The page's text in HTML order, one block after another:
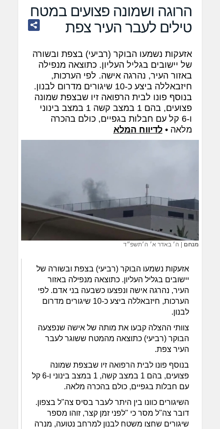
הרוגה ושמונה פצועים במטח
טילים לעבר העיר צפת
אזעקות נשמעו הבוקר (רביעי) בצפת ובשורה
של יישובים בגליל העליון. כתוצאה מנפילה
באזור העיר, נהרגה אישה. לפי הערכות,
חיזבאללה ביצע כ-10 שיגורים מדרום לבנון.
בנוסף פונו לבית הרפואה זיו שבצפת שמונה
פצועים, בהם 1 במצב קשה 1 במצב בינוני
ו-6 קל עם חבלות בגפיים, כולם בהכרה
מלאה •לדיווח המלא
מנחם | ה׳ באדר א׳ ה׳תשפ״ד
אזעקות נשמעו הבוקר (רביעי) בצפת ובשורה של
יישובים בגליל העליון. כתוצאה מנפילה באזור
העיר, נהרגה אישה ונפצעו כשבעה בני אדם. לפי
הערכות, חיזבאללה ביצע כ-10 שיגורים מדרום
לבנון.
צוותי ההצלה קבעו את מותה של אישה שנפצעה
הבוקר (רביעי) כתוצאה מהמטח ששוגר לעבר
העיר צפת.
בנוסף פונו לבית הרפואה זיו שבצפת שמונה
פצועים, בהם 1 במצב קשה, 1 במצב בינוני ו-6 קל
עם חבלות בגפיים, כולם בהכרה מלאה.
השיגורים כוונו בין היתר לעבר בסיס צה"ל בצפון.
דובר צה"ל מסר כי "לפני זמן קצר, זוהו מספר
שיגורים שחצו משטח לבנון למרחב נטועה, מנרה